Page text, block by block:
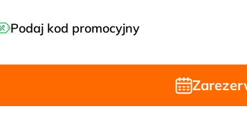
Podaj kod promocyjny